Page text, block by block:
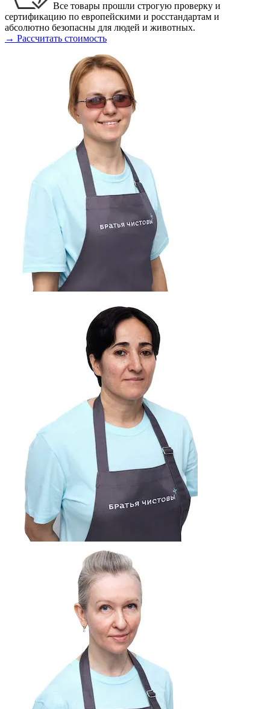
Все товары прошли строгую проверку и
сертификацию по европейскими и росстандартам и
абсолютно безопасны для людей и животных.
→ Рассчитать стоимость